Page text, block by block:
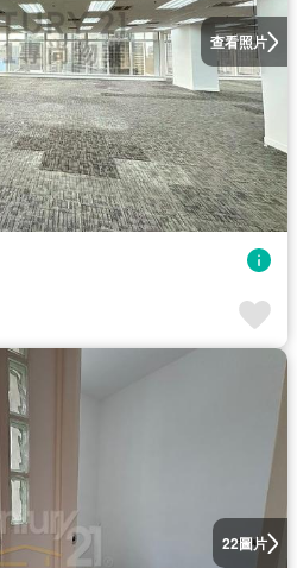
查看照片
22圖片